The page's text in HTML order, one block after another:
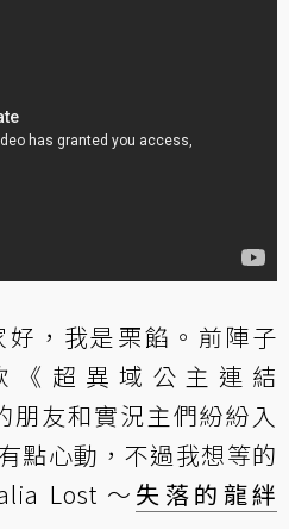
，我是栗餡。前陣子
《超異域公主連結
朋友和實況主們紛紛入
點心動，不過我想等的
Lost ～ 失落的龍絆